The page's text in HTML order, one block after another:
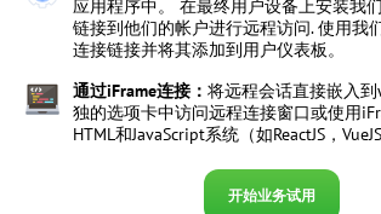
应用程序中。 在最终用户设备上安装我
链接到他们的帐户进行远程访问. 使用我
连接链接并将其添加到用户仪表板。
通过iFrame连接： 将远程会话直接嵌入
独的选项卡中访问远程连接窗口或使用
HTML和JavaScript系统（如ReactJS，
开始业务试用